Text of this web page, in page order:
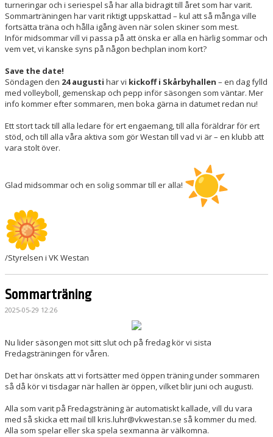
turneringar och i seriespel så har alla bidragit till året som har varit.
Sommarträningen har varit riktigt uppskattad – kul att så många ville
fortsätta träna och hålla igång även när solen skiner som mest.
Inför midsommar vill vi passa på att önska er alla en härlig sommar och
vem vet, vi kanske syns på någon bechplan inom kort?
Save the date!
Söndagen den 24 augusti har vi kickoff i Skårbyhallen – en dag fylld
med volleyboll, gemenskap och pepp inför säsongen som väntar. Mer
info kommer efter sommaren, men boka gärna in datumet redan nu!
Ett stort tack till alla ledare för ert engaemang, till alla föräldrar för ert
stöd, och till alla våra aktiva som gör Westan till vad vi är – en klubb att
vara stolt över.
Glad midsommar och en solig sommar till er alla!
/Styrelsen i VK Westan
Sommarträning
2025-05-29 12:26
Nu lider säsongen mot sitt slut och på fredag kör vi sista
Fredagsträningen för våren.
Det har önskats att vi fortsätter med öppen träning under sommaren
så då kör vi tisdagar när hallen är öppen, vilket blir juni och augusti.
Alla som varit på Fredagsträning är automatiskt kallade, vill du vara
med så skicka ett mail till kris.luhr@vkwestan.se så kommer du med.
Alla som spelar eller ska spela sexmanna är välkomna.